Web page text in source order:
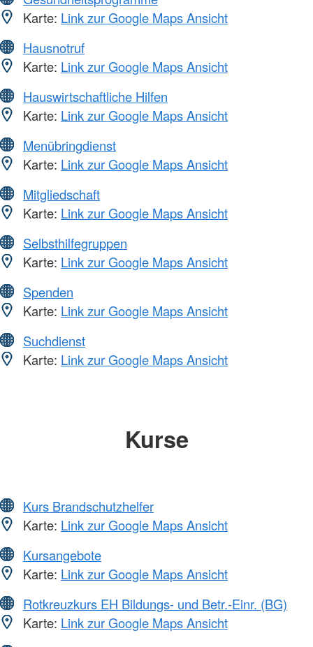
Karte: Link zur Google Maps Ansicht
Hausnotruf
Karte: Link zur Google Maps Ansicht
Hauswirtschaftliche Hilfen
Karte: Link zur Google Maps Ansicht
Menübringdienst
Karte: Link zur Google Maps Ansicht
Mitgliedschaft
Karte: Link zur Google Maps Ansicht
Selbsthilfegruppen
Karte: Link zur Google Maps Ansicht
Spenden
Karte: Link zur Google Maps Ansicht
Suchdienst
Karte: Link zur Google Maps Ansicht
Kurse
Kurs Brandschutzhelfer
Karte: Link zur Google Maps Ansicht
Kursangebote
Karte: Link zur Google Maps Ansicht
Rotkreuzkurs EH Bildungs- und Betr.-Einr. (BG)
Karte: Link zur Google Maps Ansicht